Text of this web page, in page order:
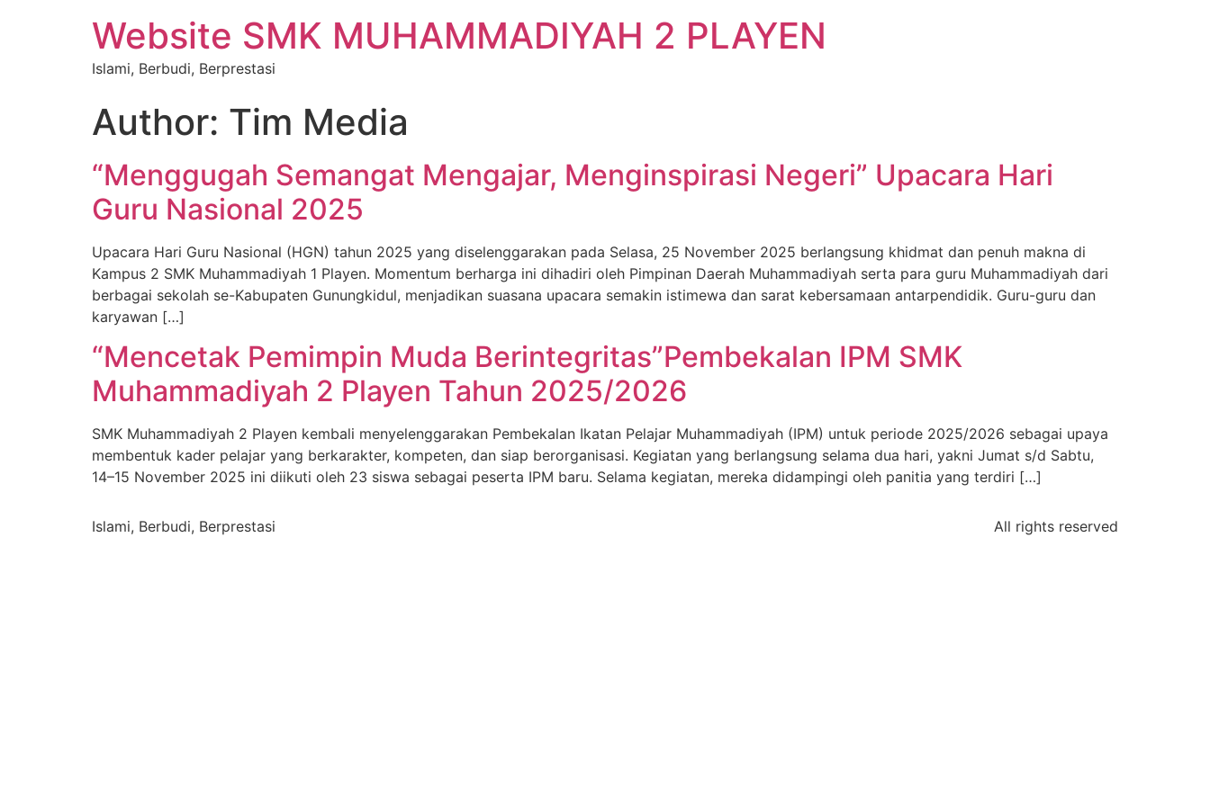
Website SMK MUHAMMADIYAH 2 PLAYEN
Islami, Berbudi, Berprestasi
Author: Tim Media
“Menggugah Semangat Mengajar, Menginspirasi Negeri” Upacara Hari
Guru Nasional 2025
Upacara Hari Guru Nasional (HGN) tahun 2025 yang diselenggarakan pada Selasa, 25 November 2025 berlangsung khidmat dan penuh makna di
Kampus 2 SMK Muhammadiyah 1 Playen. Momentum berharga ini dihadiri oleh Pimpinan Daerah Muhammadiyah serta para guru Muhammadiyah dari
berbagai sekolah se-Kabupaten Gunungkidul, menjadikan suasana upacara semakin istimewa dan sarat kebersamaan antarpendidik. Guru-guru dan
karyawan […]
“Mencetak Pemimpin Muda Berintegritas”Pembekalan IPM SMK
Muhammadiyah 2 Playen Tahun 2025/2026
SMK Muhammadiyah 2 Playen kembali menyelenggarakan Pembekalan Ikatan Pelajar Muhammadiyah (IPM) untuk periode 2025/2026 sebagai upaya
membentuk kader pelajar yang berkarakter, kompeten, dan siap berorganisasi. Kegiatan yang berlangsung selama dua hari, yakni Jumat s/d Sabtu,
14–15 November 2025 ini diikuti oleh 23 siswa sebagai peserta IPM baru. Selama kegiatan, mereka didampingi oleh panitia yang terdiri […]
Islami, Berbudi, Berprestasi All rights reserved